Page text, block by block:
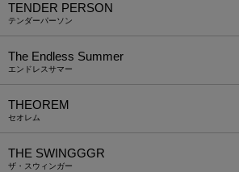
TENDER PERSON
テンダーパーソン
The Endless Summer
エンドレスサマー
THEOREM
セオレム
THE SWINGGGR
ザ・スウィンガー